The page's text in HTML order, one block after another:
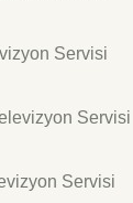
Servisi
Servisi
Servisi